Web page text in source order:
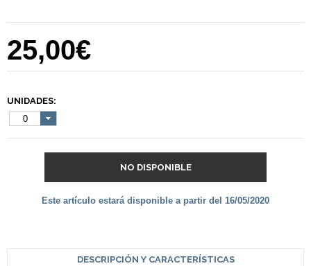
25,00€
UNIDADES:
0
NO DISPONIBLE
Este artículo estará disponible a partir del 16/05/2020
DESCRIPCIÓN Y CARACTERÍSTICAS